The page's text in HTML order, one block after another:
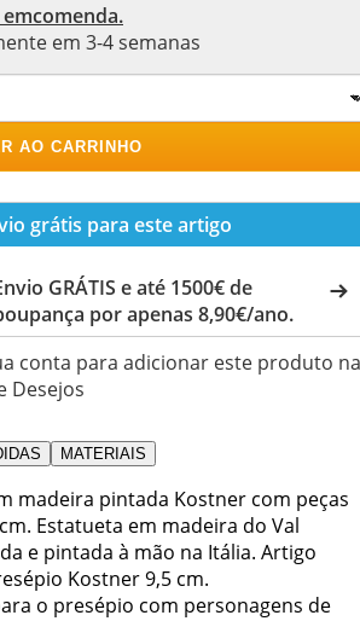
em 3-4 semanas
AO CARRINHO
grátis para este artigo
GRÁTIS e até 1500€ de
por apenas 8,90€/ano.
conta para adicionar este produto na
Desejos
MATERIAIS
madeira pintada Kostner com peças
Estatueta em madeira do Val
e pintada à mão na Itália. Artigo
Kostner 9,5 cm.
o presépio com personagens de